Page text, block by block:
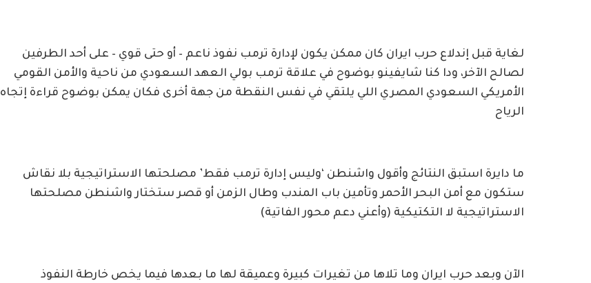
لغاية قبل إندلاع حرب ايران كان ممكن يكون لإدارة ترمب نفوذ ناعم – أو حتى قوي – على أحد الطرفين
لصالح الآخر، ودا كنا شايفينو بوضوح في علاقة ترمب بولي العهد السعودي من ناحية والأمن القومي
الأمريكي السعودي المصري اللي يلتقي في نفس النقطة من جهة أخرى فكان يمكن بوضوح قراءة إتجاه
الرياح
ما دايرة استبق النتائج وأقول واشنطن ‘وليس إدارة ترمب فقط’ مصلحتها الاستراتيجية بلا نقاش
ستكون مع أمن البحر الأحمر وتأمين باب المندب وطال الزمن أو قصر ستختار واشنطن مصلحتها
الاستراتيجية لا التكتيكية (وأعني دعم محور الفاتية)
الآن وبعد حرب ايران وما تلاها من تغيرات كبيرة وعميقة لها ما بعدها فيما يخص خارطة النفوذ